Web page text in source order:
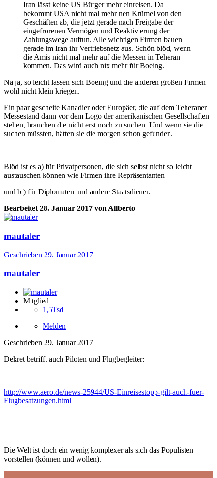
Iran lässt keine US Bürger mehr einreisen. Da
bekommt USA nicht mal mehr nen Krümel von den
Geschäften ab, die jetzt gerade nach Freigabe der
eingefrorenen Vermögen und Reaktivierung der
Zahlungswege auftun. Alle wichtigen Firmen bauen
gerade im Iran ihr Vertriebsnetz aus. Schön blöd, wenn
die Amis nicht mal mehr auf die Messen in Teheran
kommen. Das wird auch nix mehr für Boeing.
Na ja, so leicht lassen sich Boeing und die anderen großen Firmen
wohl nicht klein kriegen.
Ein paar gescheite Kanadier oder Europäer, die auf dem Teheraner
Messestand dann vor dem Logo der amerikanischen Gesellschaften
stehen, brauchen die nicht erst noch zu suchen. Und wenn sie die
suchen müssten, hätten sie die morgen schon gefunden.
Blöd ist es a) für Privatpersonen, die sich selbst nicht so leicht
austauschen können wie Firmen ihre Repräsentanten
und b ) für Diplomaten und andere Staatsdiener.
Bearbeitet 28. Januar 2017 von Allberto
mautaler
Geschrieben 29. Januar 2017
mautaler
Mitglied
1,5Tsd
Melden
Geschrieben 29. Januar 2017
Dekret betrifft auch Piloten und Flugbegleiter:
http://www.aero.de/news-25944/US-Einreisestopp-gilt-auch-fuer-
Flugbesatzungen.html
Die Welt ist doch ein wenig komplexer als sich das Populisten
vorstellen (können und wollen).